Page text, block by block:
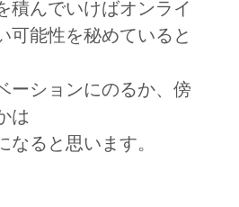
積んでいけばオンライ
可能性を秘めていると
ーションにのるか、傍
は
なると思います。